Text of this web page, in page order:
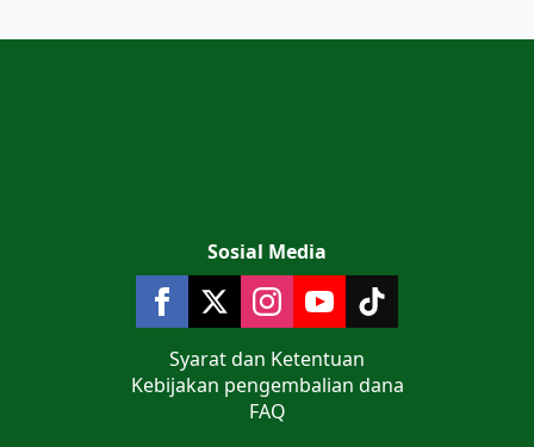
Sosial Media
Syarat dan Ketentuan
Kebijakan pengembalian dana
FAQ